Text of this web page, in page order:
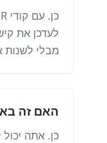
לעדכן את
מבלי לשנות
האם זה
כן. אתה